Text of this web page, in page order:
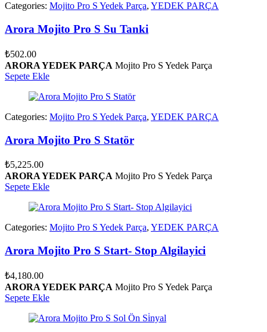
Categories: Mojito Pro S Yedek Parça, YEDEK PARÇA
Arora Mojito Pro S Su Tanki
₺502.00
ARORA YEDEK PARÇA Mojito Pro S Yedek Parça
Sepete Ekle
Categories: Mojito Pro S Yedek Parça, YEDEK PARÇA
Arora Mojito Pro S Statör
₺5,225.00
ARORA YEDEK PARÇA Mojito Pro S Yedek Parça
Sepete Ekle
Categories: Mojito Pro S Yedek Parça, YEDEK PARÇA
Arora Mojito Pro S Start- Stop Algilayici
₺4,180.00
ARORA YEDEK PARÇA Mojito Pro S Yedek Parça
Sepete Ekle